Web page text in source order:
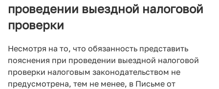
проведении выездной налоговой
проверки
Несмотря на то, что обязанность представить
пояснения при проведении выездной налоговой
проверки налоговым законодательством не
предусмотрена, тем не менее, в Письме от